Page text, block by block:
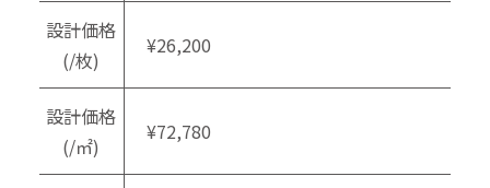
設計価格
(/枚)
¥26,200
設計価格
(/㎡)
¥72,780